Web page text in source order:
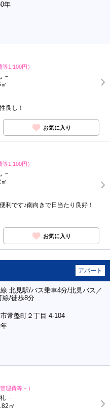
年
等1,100円）
－
良し！
お気に入り
等1,100円）
－
利です♪南向きで日当たり良好！
お気に入り
アパート
線 北見駅/バス乗車4分/北見バス／
線/徒歩8分
常盤町２丁目 4-104
管理費等－）
－
㎡